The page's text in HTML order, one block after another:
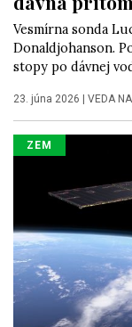
Vesmírna sonda
Donaldjohanson.
stopy po dávnej
23. júna 2026 | VEDA
ZEM